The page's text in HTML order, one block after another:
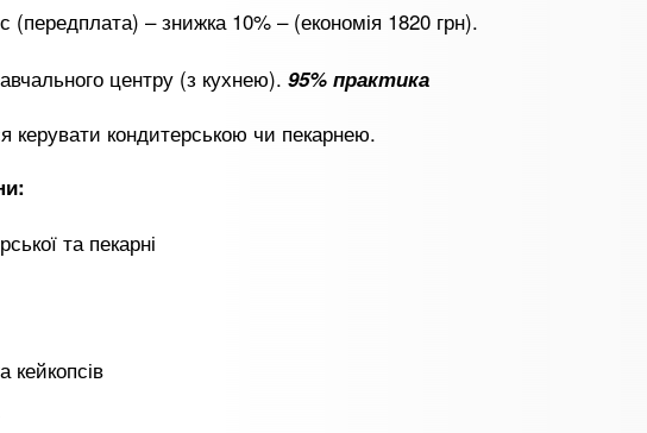
(передплата) – знижка 10% – (економія 1820 грн).
центру (з кухнею). 95% практика
керувати кондитерською чи пекарнею.
та пекарні
кейкопсів